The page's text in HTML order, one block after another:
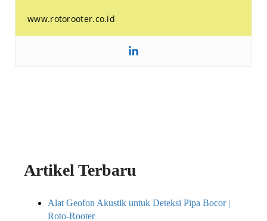
www.rotorooter.co.id
Artikel Terbaru
Alat Geofon Akustik untuk Deteksi Pipa Bocor |
Roto-Rooter